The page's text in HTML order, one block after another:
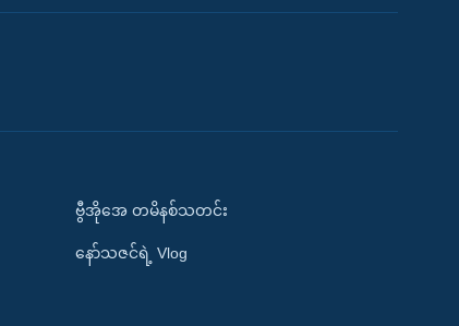
ဗွီအိုအေ တမိနစ်သတင်း
နော်သဇင်ရဲ့ Vlog